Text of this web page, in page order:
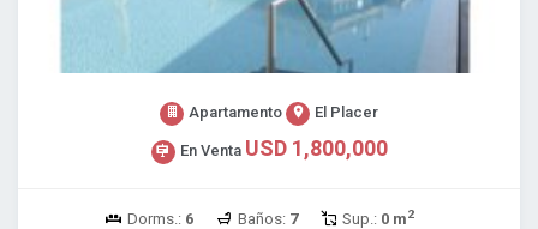
Apartamento El Placer
En Venta USD 1,800,000
Dorms.: 6 Baños: 7 Sup.: 0 m2